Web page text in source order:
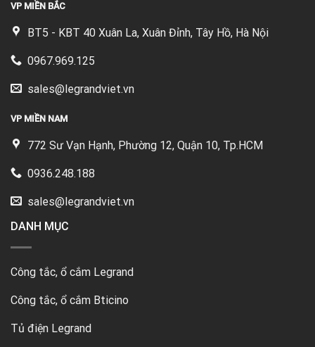
VP MIỀN BẮC
BT5 - KBT 40 Xuân La, Xuân Đỉnh, Tây Hồ, Hà Nội
0967.969.125
sales@legrandviet.vn
VP MIỀN NAM
772 Sư Vạn Hạnh, Phường 12, Quận 10, Tp.HCM
0936.248.188
sales@legrandviet.vn
DANH MỤC
Công tắc, ổ cắm Legrand
Công tắc, ổ cắm Bticino
Tủ điện Legrand